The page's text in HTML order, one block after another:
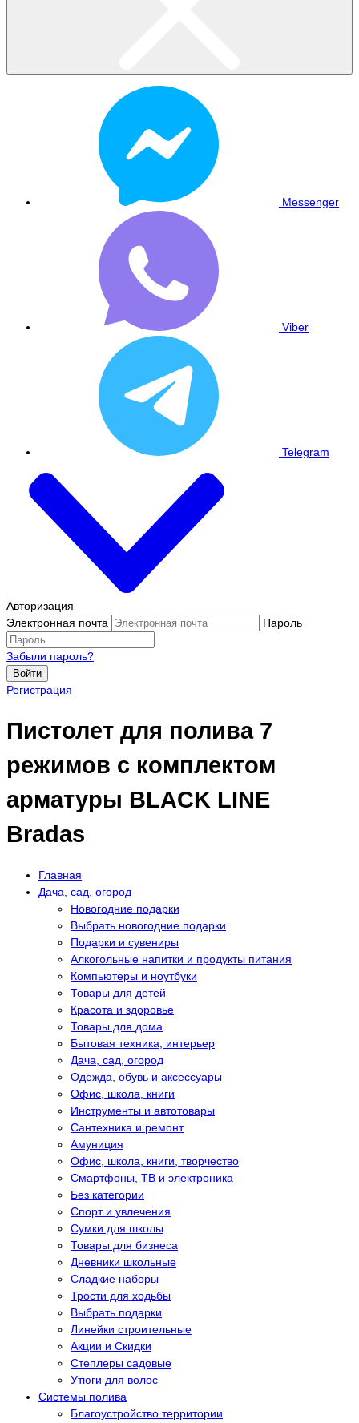
Messenger
Viber
Telegram
Авторизация
Электронная почта
Пароль
Забыли пароль?
Войти
Регистрация
Пистолет для полива 7
режимов с комплектом
арматуры BLACK LINE
Bradas
Главная
Дача, сад, огород
Новогодние подарки
Выбрать новогодние подарки
Подарки и сувениры
Алкогольные напитки и продукты питания
Компьютеры и ноутбуки
Товары для детей
Красота и здоровье
Товары для дома
Бытовая техника, интерьер
Дача, сад, огород
Одежда, обувь и аксессуары
Офис, школа, книги
Инструменты и автотовары
Сантехника и ремонт
Амуниция
Офис, школа, книги, творчество
Смартфоны, ТВ и электроника
Без категории
Спорт и увлечения
Сумки для школы
Товары для бизнеса
Дневники школьные
Сладкие наборы
Трости для ходьбы
Выбрать подарки
Линейки строительные
Акции и Скидки
Степлеры садовые
Утюги для волос
Системы полива
Благоустройство территории